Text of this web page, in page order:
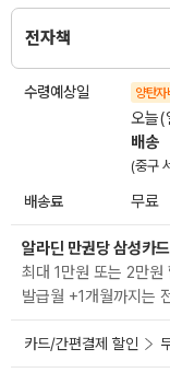
전자책
수령예상일 양탄자
오늘(
배송
(중구
배송료 무료
알라딘 만권당 삼성카
최대 1만원 또는 2만
발급월 +1개월까지는
카드/간편결제 할인